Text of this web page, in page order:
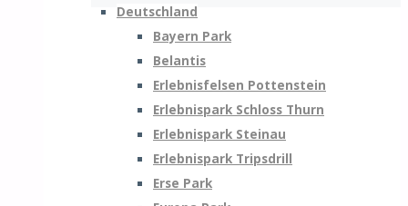
Deutschland
Bayern Park
Belantis
Erlebnisfelsen Pottenstein
Erlebnispark Schloss Thurn
Erlebnispark Steinau
Erlebnispark Tripsdrill
Erse Park